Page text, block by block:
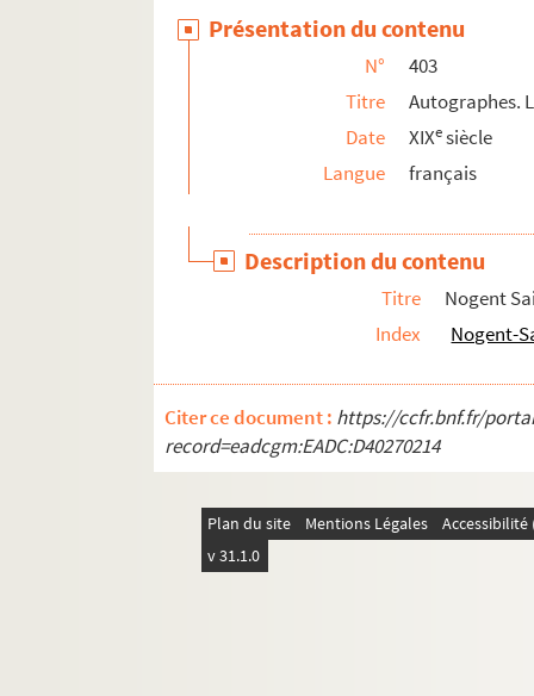
418. Pièces diverses, de 1701 à 1789
422. Plan de la tour ou porte Arborée, de ses
423. Délibérations de la Société d'agriculture,
424. Délibérations de la même Société. 1878-
425. Ancien catalogue des manuscrits de la
426. Catalogue du fonds Doucet de la
427. « Histoire des différents conclaves depuis
428. « Caricatures sur Louis XIV et autres
429. « Lettre écrite par le maréchal Grouchy à
446. Liasse intitulée « Histoire ». Mélanges
447. « Ébauche des sublimes combinaisons
Présentation du contenu
N°
403
Titre
Autographes.
Date
XIXesiècle
Langue
français
Description du contenu
Titre
Nogent
Index
Nogent-
Citer ce document : https://ccfr.bnf.fr/
record=eadcgm:EADC:D40270214
Plan du site Mentions Légales
v 31.1.0